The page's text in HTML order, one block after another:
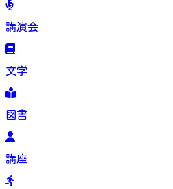
講演会
文学
図書
講座